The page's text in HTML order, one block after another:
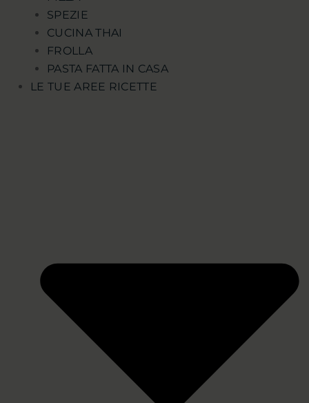
SPEZIE
CUCINA THAI
FROLLA
PASTA FATTA IN CASA
LE TUE AREE RICETTE